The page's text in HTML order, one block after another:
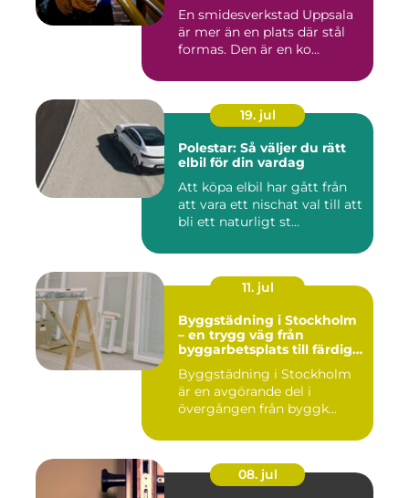
En smidesverkstad Uppsala
är mer än en plats där stål
formas. Den är en ko...
19. jul
Polestar: Så väljer du rätt
elbil för din vardag
Att köpa elbil har gått från
att vara ett nischat val till att
bli ett naturligt st...
11. jul
Byggstädning i Stockholm
– en trygg väg från
byggarbetsplats till färdig
Byggstädning i Stockholm
är en avgörande del i
övergången från byggk...
08. jul